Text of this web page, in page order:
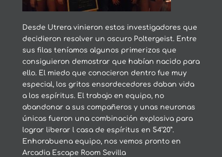
Desde Utrera vinieron estos investigadores que
decidieron resolver un oscuro Poltergeist. Entre
sus filas teníamos algunos primerizos que
consiguieron demostrar que habían nacido para
ello. El miedo que conocieron dentro fue muy
especial, los gritos ensordecedores daban vida
a los espíritus. El trabajo en equipo, no
abandonar a sus compañeros y unas neuronas
únicas fueron una combinación explosiva para
lograr liberar l casa de espíritus en 54’20”.
Enhorabuena equipo, nos vemos pronto en
Arcadia Escape Room Sevilla